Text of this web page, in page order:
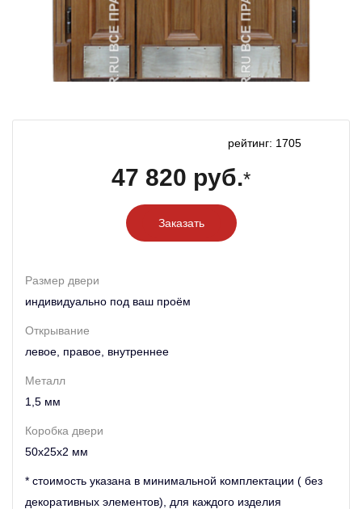
рейтинг: 1705
47 820 руб.*
Заказать
Размер двери
индивидуально под ваш проём
Открывание
левое, правое, внутреннее
Металл
1,5 мм
Коробка двери
50х25х2 мм
* стоимость указана в минимальной комплектации ( без
декоративных элементов), для каждого изделия